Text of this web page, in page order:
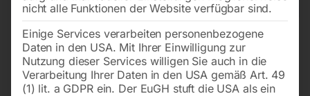
nicht alle Funktionen der Website verfügbar sind.
Einige Services verarbeiten personenbezogene
Daten in den USA. Mit Ihrer Einwilligung zur
Nutzung dieser Services willigen Sie auch in die
Verarbeitung Ihrer Daten in den USA gemäß Art. 49
(1) lit. a GDPR ein. Der EuGH stuft die USA als ein